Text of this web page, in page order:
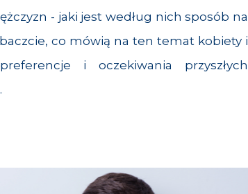
- jaki jest według nich sposób na
co mówią na ten temat kobiety i
i oczekiwania przyszłych